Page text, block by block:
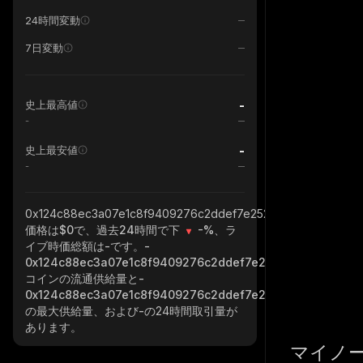
24時間変動
7日変動
史上最高値 -
-
史上最安値 -
-
0x124c88ec3a07e1c8f9409276c2ddef7e252422e2_robinhood
価格は$0で、過去24時間で下
-% 、ラ
イブ時価総額は-です。 -
コインの流通供給量と -
の最大供給量、および-の24時間取引量が
あります。
マイノ